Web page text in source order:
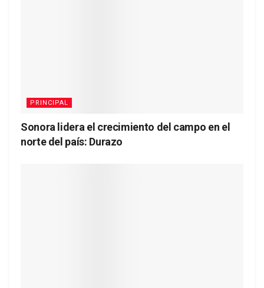
PRINCIPAL
Sonora lidera el crecimiento del campo en el
norte del país: Durazo